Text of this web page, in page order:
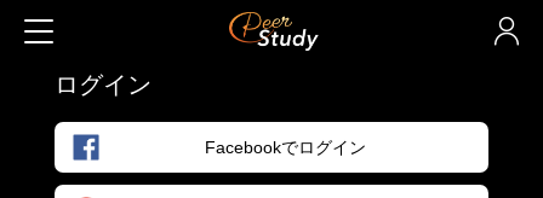
ログイン
Facebookでログイン